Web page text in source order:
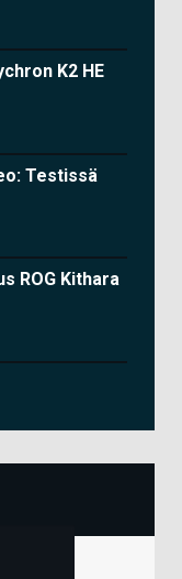
K2 HE
Testissä
ROG Kithara